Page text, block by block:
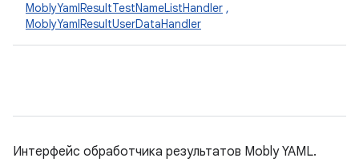
MoblyYamlResultTestNameListHandler ,
MoblyYamlResultUserDataHandler
Интерфейс обработчика результатов Mobly YAML.